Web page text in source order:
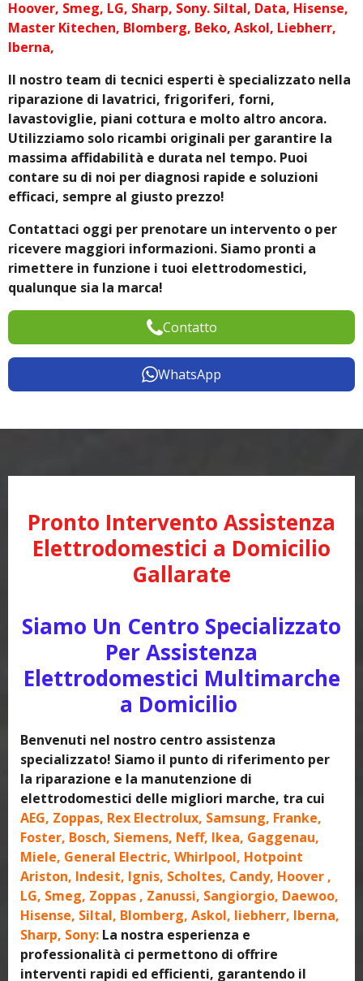
Hoover, Smeg, LG, Sharp, Sony. Siltal, Data, Hisense,
Master Kitechen, Blomberg, Beko, Askol, Liebherr,
Iberna,
Il nostro team di tecnici esperti è specializzato nella
riparazione di lavatrici, frigoriferi, forni,
lavastoviglie, piani cottura e molto altro ancora.
Utilizziamo solo ricambi originali per garantire la
massima affidabilità e durata nel tempo. Puoi
contare su di noi per diagnosi rapide e soluzioni
efficaci, sempre al giusto prezzo!
Contattaci oggi per prenotare un intervento o per
ricevere maggiori informazioni. Siamo pronti a
rimettere in funzione i tuoi elettrodomestici,
qualunque sia la marca!
Contatto
WhatsApp
Pronto Intervento Assistenza
Elettrodomestici a Domicilio
Gallarate
Siamo Un Centro Specializzato
Per Assistenza
Elettrodomestici Multimarche
a Domicilio
Benvenuti nel nostro centro assistenza
specializzato! Siamo il punto di riferimento per
la riparazione e la manutenzione di
elettrodomestici delle migliori marche, tra cui
AEG, Zoppas, Rex Electrolux, Samsung, Franke,
Foster, Bosch, Siemens, Neff, Ikea, Gaggenau,
Miele, General Electric, Whirlpool, Hotpoint
Ariston, Indesit, Ignis, Scholtes, Candy, Hoover ,
LG, Smeg, Zoppas , Zanussi, Sangiorgio, Daewoo,
Hisense, Siltal, Blomberg, Askol, liebherr, Iberna,
Sharp, Sony: La nostra esperienza e
professionalità ci permettono di offrire
interventi rapidi ed efficienti, garantendo il